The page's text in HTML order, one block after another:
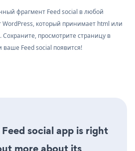
фрагмент Feed social в любой
который принимает html или
Сохраните, просмотрите страницу в
Feed social появится!
social app is right